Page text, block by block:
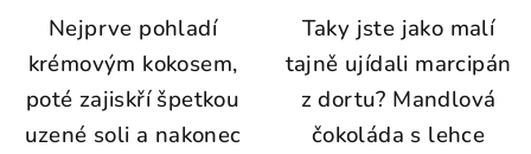
Nejprve pohladí
krémovým kokosem,
poté zajiskří špetkou
uzené soli a nakonec
Taky jste jako malí
tajně ujídali marcipán
z dortu? Mandlová
čokoláda s lehce